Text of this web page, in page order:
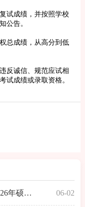
成绩，并按照学校
公告。
总成绩，从高分到低
诚信、规范应试相
试成绩或录取资格。
新消息！中国人民大学外国语学院2026年硕士研究 06-02